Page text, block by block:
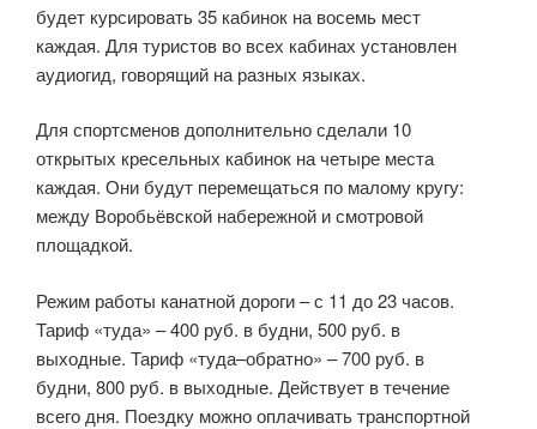
будет курсировать 35 кабинок на восемь мест
каждая. Для туристов во всех кабинах установлен
аудиогид, говорящий на разных языках.
Для спортсменов дополнительно сделали 10
открытых кресельных кабинок на четыре места
каждая. Они будут перемещаться по малому кругу:
между Воробьёвской набережной и смотровой
площадкой.
Режим работы канатной дороги – с 11 до 23 часов.
Тариф «туда» – 400 руб. в будни, 500 руб. в
выходные. Тариф «туда–обратно» – 700 руб. в
будни, 800 руб. в выходные. Действует в течение
всего дня. Поездку можно оплачивать транспортной